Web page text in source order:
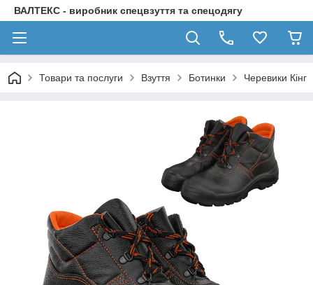
ВАЛТЕКС - виробник спецвзуття та спецодягу
Товари та послуги Взуття Ботинки Черевики Кінг